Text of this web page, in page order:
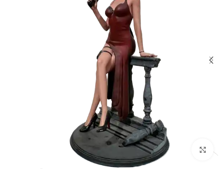
بزرگنمایی تصویر